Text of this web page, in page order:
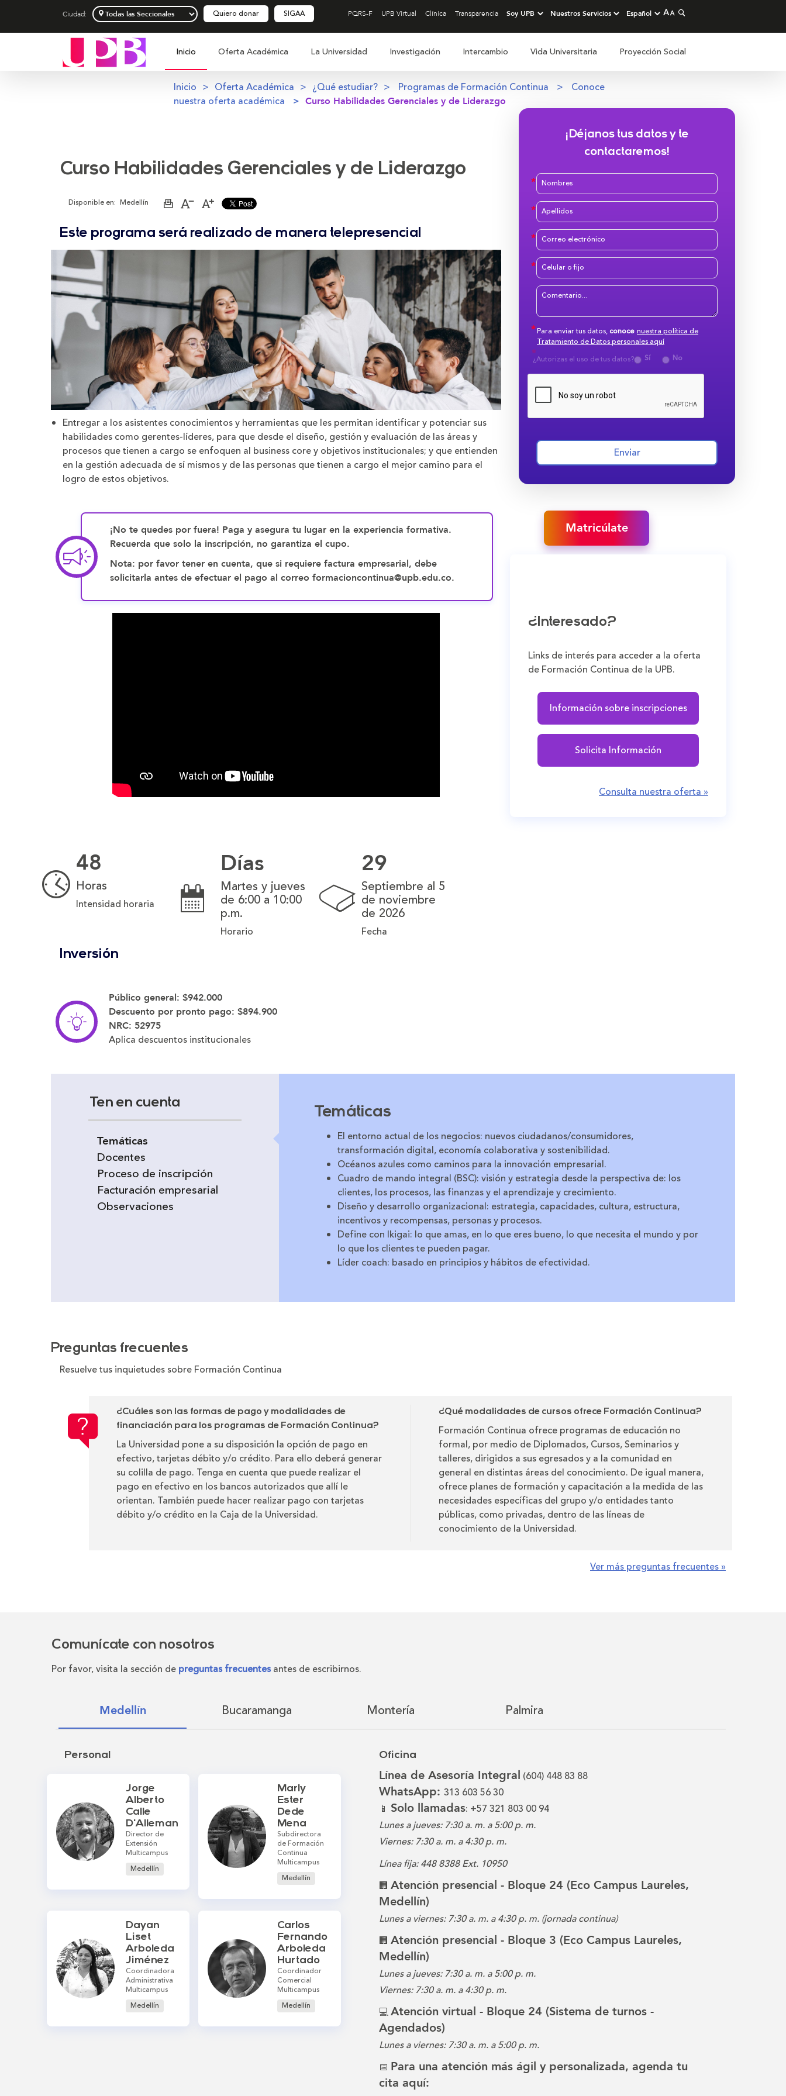
Ciudad: Quiero donar SIGAA PQRS-F UPB Virtual Clínica Transparencia
Inicio Oferta Académica La Universidad Investigación Intercambio Vida Universitaria Proyección Social
Inicio Oferta Académica ¿Qué estudiar? Programas de Formación Continua
Conoce
nuestra oferta académica
Curso Habilidades Gerenciales y de Liderazgo
Curso Habilidades Gerenciales y de Liderazgo
Disponible en: Medellín
ImprimirAumentar
de
letra
Disminuir
de
letra
Este programa será realizado de manera telepresencial
Entregar a los asistentes conocimientos y herramientas que les permitan identificar y potenciar sus
habilidades como gerentes-líderes, para que desde el diseño, gestión y evaluación de las áreas y
procesos que tienen a cargo se enfoquen al business core y objetivos institucionales; y que entienden
en la gestión adecuada de sí mismos y de las personas que tienen a cargo el mejor camino para el
logro de estos objetivos.
¡No te quedes por fuera! Paga y asegura tu lugar en la experiencia formativa.
Recuerda que solo la inscripción, no garantiza el cupo.
Nota: por favor tener en cuenta, que si requiere factura empresarial, debe
solicitarla antes de efectuar el pago al correo formacioncontinua@upb.edu.co.
48
Horas
Intensidad horaria
Días
Martes y jueves
de 6:00 a 10:00
p.m.
Horario
29
Septiembre al 5
de noviembre
de 2026
Fecha
Inversión
Público general: $942.000
Descuento por pronto pago: $894.900
NRC: 52975
Aplica descuentos institucionales
¡Déjanos tus datos y te
contactaremos!
Para enviar tus datos,conoce nuestra política de
Tratamiento de Datos personales aquí
¿Autorizas el uso de tus datos?
Sí No
Enviar
Matricúlate
¿Interesado?
Links de interés para acceder a la oferta
de Formación Continua de la UPB.
Información sobre inscripciones
Solicita Información
Consulta nuestra oferta »
Ten en cuenta
Temáticas
Docentes
Proceso de inscripción
Facturación empresarial
Observaciones
Temáticas
El entorno actual de los negocios: nuevos ciudadanos/consumidores,
transformación digital, economía colaborativa y sostenibilidad.
Océanos azules como caminos para la innovación empresarial.
Cuadro de mando integral (BSC): visión y estrategia desde la perspectiva de: los
clientes, los procesos, las finanzas y el aprendizaje y crecimiento.
Diseño y desarrollo organizacional: estrategia, capacidades, cultura, estructura,
incentivos y recompensas, personas y procesos.
Define con Ikigai: lo que amas, en lo que eres bueno, lo que necesita el mundo y por
lo que los clientes te pueden pagar.
Líder coach: basado en principios y hábitos de efectividad.
Preguntas frecuentes
Resuelve tus inquietudes sobre Formación Continua
¿Cuáles son las formas de pago y modalidades de
financiación para los programas de Formación Continua?
La Universidad pone a su disposición la opción de pago en
efectivo, tarjetas débito y/o crédito. Para ello deberá generar
su colilla de pago. Tenga en cuenta que puede realizar el
pago en efectivo en los bancos autorizados que allí le
orientan. También puede hacer realizar pago con tarjetas
débito y/o crédito en la Caja de la Universidad.
¿Qué modalidades de cursos ofrece Formación Continua?
Formación Continua ofrece programas de educación no
formal, por medio de Diplomados, Cursos, Seminarios y
talleres, dirigidos a sus egresados y a la comunidad en
general en distintas áreas del conocimiento. De igual manera,
ofrece planes de formación y capacitación a la medida de las
necesidades específicas del grupo y/o entidades tanto
públicas, como privadas, dentro de las líneas de
conocimiento de la Universidad.
Ver más preguntas frecuentes »
Comunícate con nosotros
Por favor, visita la sección de preguntas frecuentes antes de escribirnos.
Medellín Bucaramanga Montería Palmira
Personal
Jorge
Alberto
Calle
D'Alleman
Director de
Extensión
Multicampus
Medellín
Marly
Ester
Dede
Mena
Subdirectora
de Formación
Continua
Multicampus
Medellín
Dayan
Liset
Arboleda
Jiménez
Coordinadora
Administrativa
Multicampus
Medellín
Carlos
Fernando
Arboleda
Hurtado
Coordinador
Comercial
Multicampus
Medellín
Oficina
Línea de Asesoría Integral (604) 448 83 88
WhatsApp: 313 603 56 30
📱 Solo llamadas: +57 321 803 00 94
Lunes a jueves: 7:30 a. m. a 5:00 p. m.
Viernes: 7:30 a. m. a 4:30 p. m.
Línea fija: 448 8388 Ext. 10950
🏢 Atención presencial - Bloque 24 (Eco Campus Laureles,
Medellín)
Lunes a viernes: 7:30 a. m. a 4:30 p. m. (jornada continua)
🏢 Atención presencial - Bloque 3 (Eco Campus Laureles,
Medellín)
Lunes a jueves: 7:30 a. m. a 5:00 p. m.
Viernes: 7:30 a. m. a 4:30 p. m.
💻Atención virtual - Bloque 24 (Sistema de turnos -
Agendados)
Lunes a viernes: 7:30 a. m. a 5:00 p. m.
📅 Para una atención más ágil y personalizada, agenda tu
cita aquí: